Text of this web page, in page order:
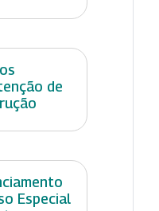
de
Especial